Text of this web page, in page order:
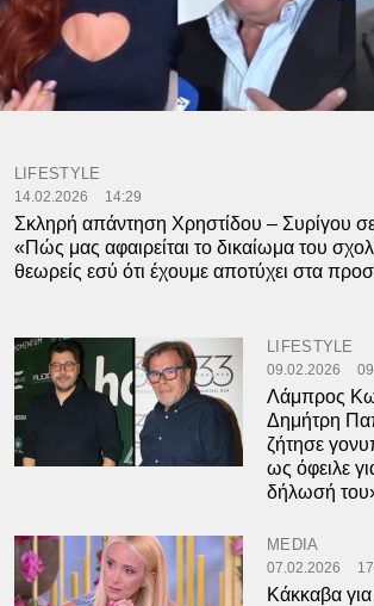
LIFESTYLE
14.02.2026 14:29
Σκληρή απάντηση Χρηστίδου – Συρίγου
«Πώς μας αφαιρείται το δικαίωμα του
θεωρείς εσύ ότι έχουμε αποτύχει στα
LIFESTYLE
09.02.2026
Λάμπρος
Δημήτρη
ζήτησε
ως όφειλε
δήλωσή
MEDIA
07.02.2026
Κάκκαβα